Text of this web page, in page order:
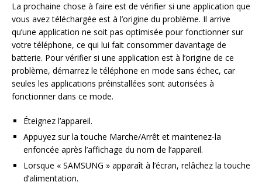
La prochaine chose à faire est de vérifier si une application que
vous avez téléchargée est à l’origine du problème. Il arrive
qu’une application ne soit pas optimisée pour fonctionner sur
votre téléphone, ce qui lui fait consommer davantage de
batterie. Pour vérifier si une application est à l’origine de ce
problème, démarrez le téléphone en mode sans échec, car
seules les applications préinstallées sont autorisées à
fonctionner dans ce mode.
Éteignez l’appareil.
Appuyez sur la touche Marche/Arrêt et maintenez-la
enfoncée après l’affichage du nom de l’appareil.
Lorsque « SAMSUNG » apparaît à l’écran, relâchez la touche
d’alimentation.